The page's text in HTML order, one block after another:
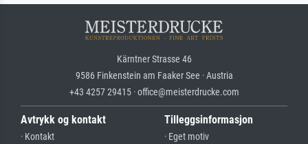
Kärntner Strasse 46
9586 Finkenstein am Faaker See · Austria
+43 4257 29415 · office@meisterdrucke.com
Avtrykk og kontakt
· Kontakt
Tilleggsinformasjon
· Eget motiv